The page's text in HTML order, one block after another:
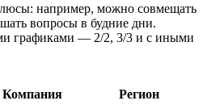
например, можно совмещать
вопросы в будние дни.
графиками — 2/2, 3/3 и с иными
Компания Регион